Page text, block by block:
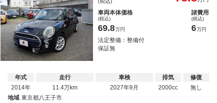
車両本体価格
(税込)
69.8万円
諸費用
(税込)
6万円
法定整備：整備付
保証無
年式
2014年
走行
11.4万km
車検
2027年9月
排気
2000cc
修復
無し
地域 東京都八王子市